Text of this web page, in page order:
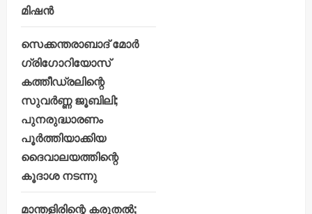
മിഷൻ
സെക്കന്തരാബാദ് മോർ
ഗ്രിഗോറിയോസ്
കത്തീഡ്രലിന്റെ
സുവർണ്ണ ജൂബിലി;
പുനരുദ്ധാരണം
പൂർത്തിയാക്കിയ
ദൈവാലയത്തിന്റെ
കൂദാശ നടന്നു
മാന്തളിരിന്റെ കരുതൽ;